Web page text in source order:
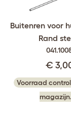
Buitenren voor
Rand
€
Voorraad